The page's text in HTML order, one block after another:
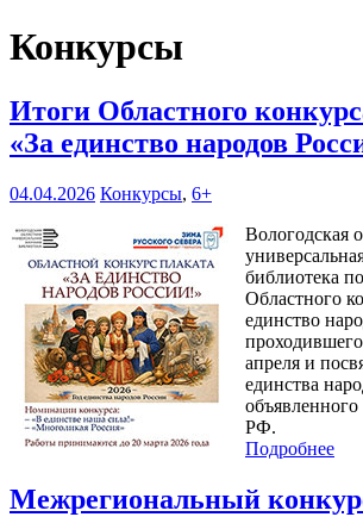
Конкурсы
Итоги Областного
«За единство народов
04.04.2026 Конкурсы, 6+
Вологодская
библиотека
Областного
единство
апреля и
единства
РФ.
Подробнее
Межрегиональный